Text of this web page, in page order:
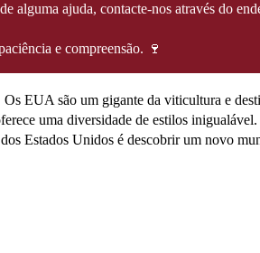
alguma ajuda, contacte-nos através do
e compreensão. 🍷
Os EUA são um gigante da viticultura e
uma diversidade de estilos
Estados Unidos é descobrir um novo